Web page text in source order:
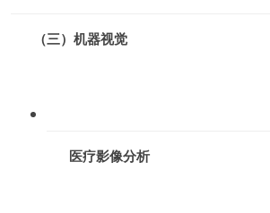
（三）机器视觉
医疗影像分析